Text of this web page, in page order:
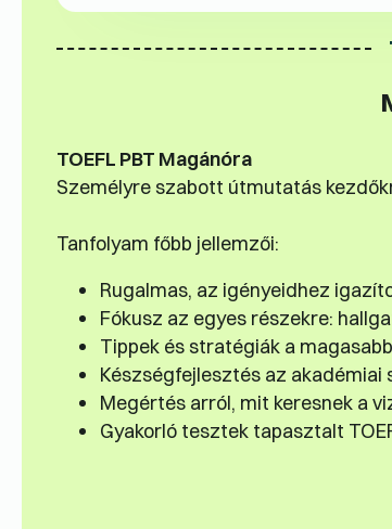
TOEFL PBT Magánóra
Személyre szabott útmutatás
Tanfolyam főbb jellemzői:
Rugalmas, az igényeidhez
Fókusz az egyes részekre:
Tippek és stratégiák a
Készségfejlesztés az akadémiai
Megértés arról, mit keresnek a
Gyakorló tesztek tapasztalt